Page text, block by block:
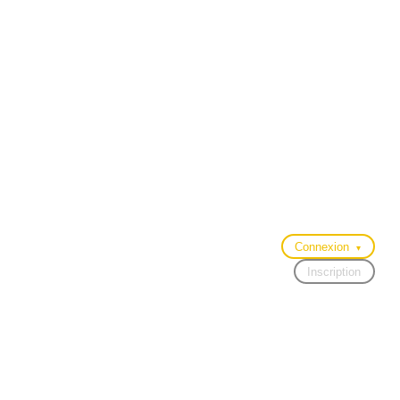
Connexion ▾
Inscription